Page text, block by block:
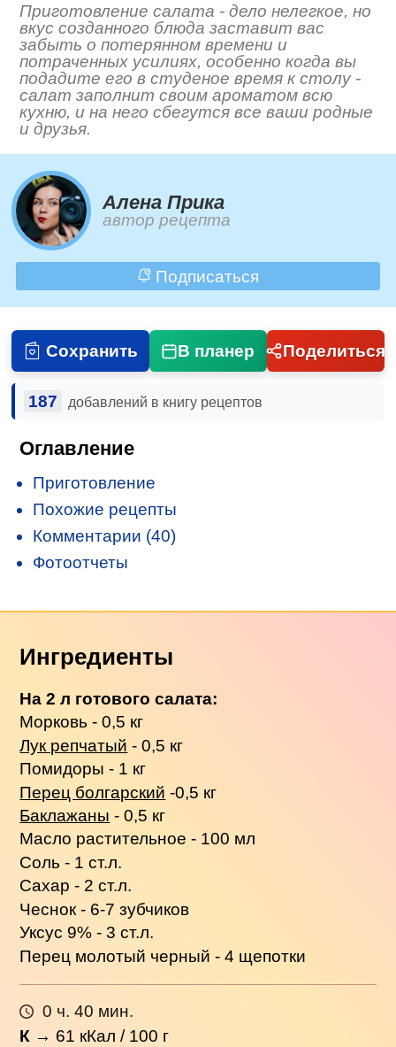
Приготовление салата - дело нелегкое, но
вкус созданного блюда заставит вас
забыть о потерянном времени и
потраченных усилиях, особенно когда вы
подадите его в студеное время к столу -
салат заполнит своим ароматом всю
кухню, и на него сбегутся все ваши родные
и друзья.
Алена Прика
автор рецепта
Подписаться
Сохранить В планер Поделиться
187 добавлений в книгу рецептов
Оглавление
Приготовление
Похожие рецепты
Комментарии (40)
Фотоотчеты
Ингредиенты
На 2 л готового салата:
Морковь - 0,5 кг
Лук репчатый - 0,5 кг
Помидоры - 1 кг
Перец болгарский -0,5 кг
Баклажаны - 0,5 кг
Масло растительное - 100 мл
Соль - 1 ст.л.
Сахар - 2 ст.л.
Чеснок - 6-7 зубчиков
Уксус 9% - 3 ст.л.
Перец молотый черный - 4 щепотки
0 ч. 40 мин.
К → 61 кКал / 100 г